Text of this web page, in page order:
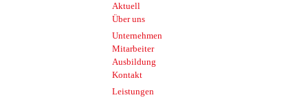
Aktuell
Über uns
Unternehmen
Mitarbeiter
Ausbildung
Kontakt
Leistungen